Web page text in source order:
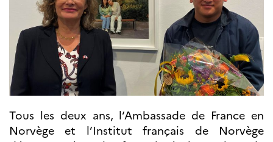
Septentrionales
ÉDUCATION ET
LANGUE
FRANÇAISE
Apprendre le
français en
France
Promotion de la
langue
Tous les deux ans, l‘Ambassade de France en
Norvège et l’Institut français de Norvège